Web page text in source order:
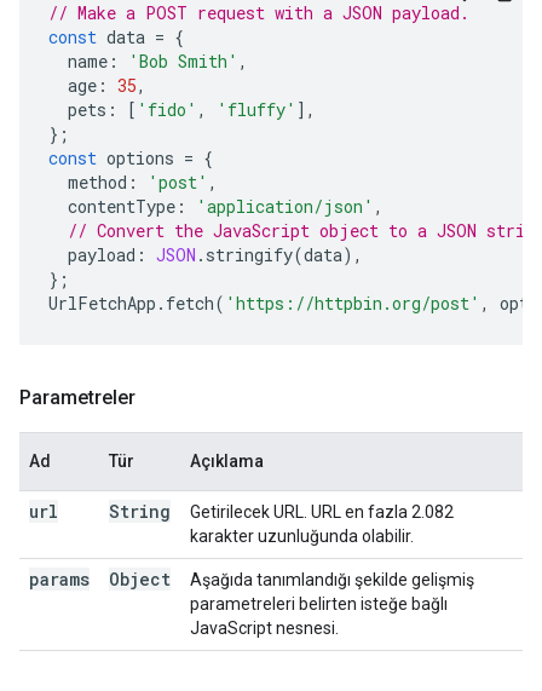
// Make a POST request with a JSON payload.
const data = {
name : 'Bob Smith' ,
age : 35,
pets : [ 'fido' , 'fluffy' ],
};
const options = {
method : 'post' ,
contentType : 'application/json' ,
// Convert the JavaScript object to a JSON
payload : JSON . stringify(data),
};
UrlFetchApp . fetch( 'https://httpbin.org/post' ,
Parametreler
Ad Tür Açıklama
url String
Getirilecek URL. URL en fazla 2.082
karakter uzunluğunda olabilir.
params Object
Aşağıda tanımlandığı şekilde gelişmiş
parametreleri belirten isteğe bağlı
JavaScript nesnesi.